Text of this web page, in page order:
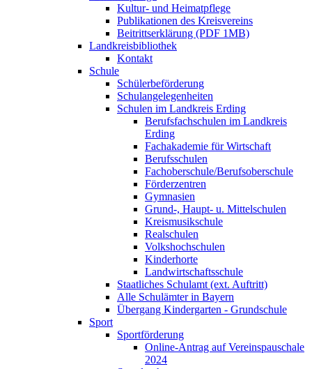
Kultur- und Heimatpflege
Publikationen des Kreisvereins
Beitrittserklärung (PDF 1MB)
Landkreisbibliothek
Kontakt
Schule
Schülerbeförderung
Schulangelegenheiten
Schulen im Landkreis Erding
Berufsfachschulen im Landkreis
Erding
Fachakademie für Wirtschaft
Berufsschulen
Fachoberschule/Berufsoberschule
Förderzentren
Gymnasien
Grund-, Haupt- u. Mittelschulen
Kreismusikschule
Realschulen
Volkshochschulen
Kinderhorte
Landwirtschaftsschule
Staatliches Schulamt (ext. Auftritt)
Alle Schulämter in Bayern
Übergang Kindergarten - Grundschule
Sport
Sportförderung
Online-Antrag auf Vereinspauschale
2024